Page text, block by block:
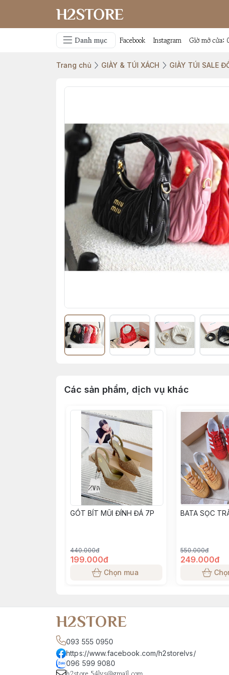
H2STORE
Danh mục Facebook Instagram Giờ mở cửa:
Trang chủ GIÀY & TÚI XÁCH GIÀY TÚI SALE
Các sản phẩm, dịch vụ khác
GÓT BÍT MŨI ĐÍNH ĐÁ 7P
440.000đ
199.000đ
Chọn mua
BATA SỌC
550.000đ
249.000đ
H2STORE
093 555 0950
https://www.facebook.com/h2storelvs/
096 599 9080